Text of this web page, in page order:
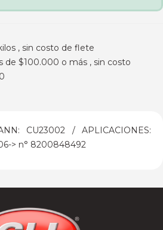
, sin costo de flete
de $100.000 o más , sin costo
CU23002 / APLICACIONES:
> n° 8200848492